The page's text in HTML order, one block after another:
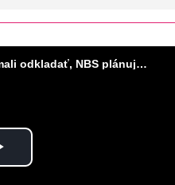
Kúpu nehnuteľnosti by ste nemali odkladať, NBS plánuje sprísniť pravidlá pri hypotékach